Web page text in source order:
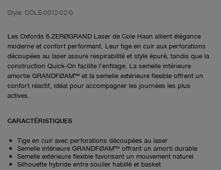
Style: COLE-0012-02-0
Les Oxfords 6.ZERØGRAND Laser de Cole Haan allient élégance
moderne et confort performant. Leur tige en cuir aux perforations
découpées au laser assure respirabilité et style épuré, tandis que la
construction Quick‑On facilite l’enfilage. La semelle intérieure
amortie GRANDFØAM™ et la semelle extérieure flexible offrent un
confort réactif, idéal pour accompagner les journées les plus
actives.
CARACTÉRISTIQUES
Tige en cuir avec perforations découpées au laser
Semelle intérieure GRANDFØAM™ offrant un amorti durable
Semelle extérieure flexible favorisant un mouvement naturel
Silhouette hybride entre soulier habillé et basket